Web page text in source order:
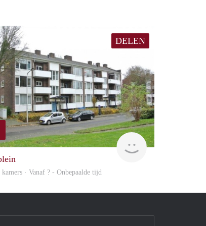
DELEN
finder
kamers · Vanaf ? - Onbepaalde tijd